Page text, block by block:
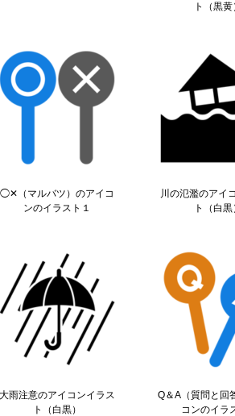
ト（黒黄
◯✕（マルバツ）のアイコ
ンのイラスト１
川の氾濫のアイ
ト（白黒
大雨注意のアイコンイラス
ト（白黒）
Q＆A（質問と回
コンのイラ